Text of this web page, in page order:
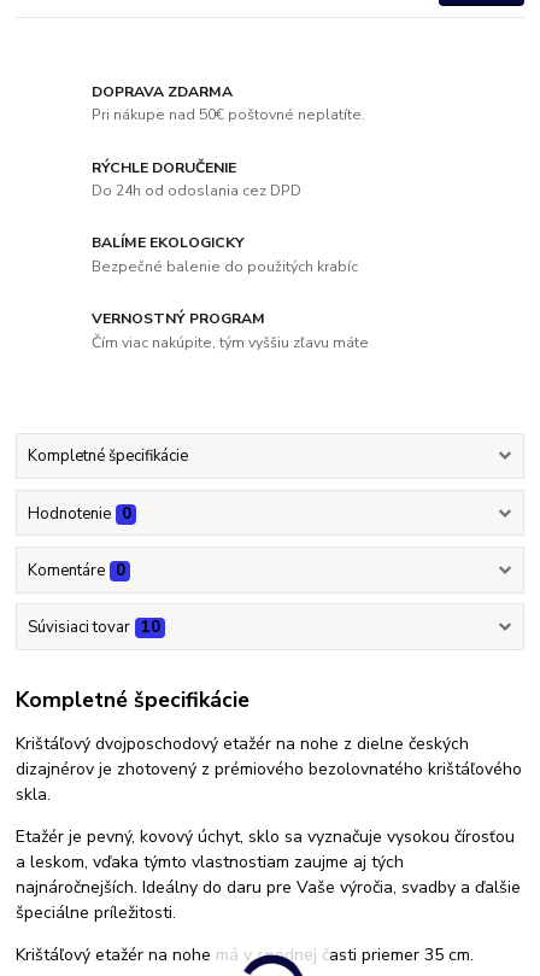
DOPRAVA ZDARMA
Pri nákupe nad 50€ poštovné neplatíte.
RÝCHLE DORUČENIE
Do 24h od odoslania cez DPD
BALÍME EKOLOGICKY
Bezpečné balenie do použitých krabíc
VERNOSTNÝ PROGRAM
Čím viac nakúpite, tým vyššiu zľavu máte
Kompletné špecifikácie
Hodnotenie 0
Komentáre 0
Súvisiaci tovar 10
Kompletné špecifikácie
Krištáľový dvojposchodový etažér na nohe z dielne českých
dizajnérov je zhotovený z prémiového bezolovnatého krištáľového
skla.
Etažér je pevný, kovový úchyt, sklo sa vyznačuje vysokou čírosťou
a leskom, vďaka týmto vlastnostiam zaujme aj tých
najnáročnejších. Ideálny do daru pre Vaše výročia, svadby a ďalšie
špeciálne príležitosti.
Krištáľový etažér na nohe má v spodnej časti priemer 35 cm.